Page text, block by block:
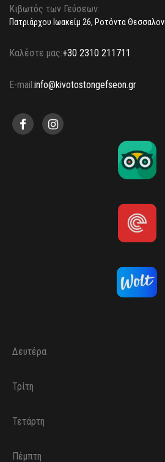
Κιβωτός των Γεύσεων:
Πατριάρχου Ιωακείμ 26, Ροτόντα
Καλέστε μας:+30 2310 211711
E-mail:info@kivotostongefseon.gr
Δευτέρα
Τρίτη
Τετάρτη
Πέμπτη